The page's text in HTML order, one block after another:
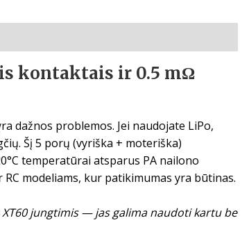
kontaktais ir 0.5 mΩ
dažnos problemos. Jei naudojate LiPo,
Šį 5 porų (vyriška + moteriška)
temperatūrai atsparus PA nailono
modeliams, kur patikimumas yra būtinas.
jungtimis — jas galima naudoti kartu be